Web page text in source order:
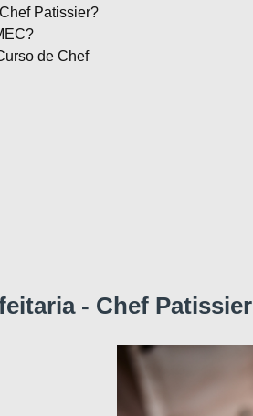
Patissier?
de Chef
- Chef Patissier